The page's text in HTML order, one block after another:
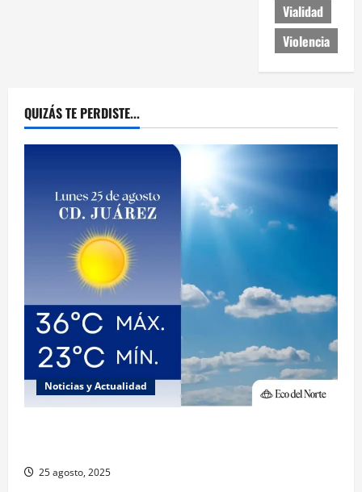
Vialidad
Violencia
QUIZÁS TE PERDISTE...
Noticias y Actualidad
25 agosto, 2025